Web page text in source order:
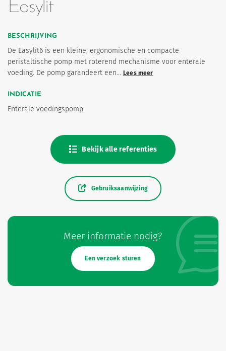
Easylit
BESCHRIJVING
De Easylit6 is een kleine, ergonomische en compacte
peristaltische pomp met roterend mechanisme voor enterale
voeding. De pomp garandeert een… Lees meer
INDICATIE
Enterale voedingspomp
Bekijk alle referenties
Meer informatie nodig?
Een verzoek sturen
Gebruiksaanwijzing